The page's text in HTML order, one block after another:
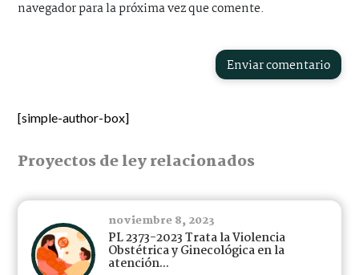
navegador para la próxima vez que comente.
Enviar comentario
[simple-author-box]
Proyectos de ley relacionados
noviembre 8, 2023
PL 2373-2023 Trata la Violencia
Obstétrica y Ginecológica en la
atención...